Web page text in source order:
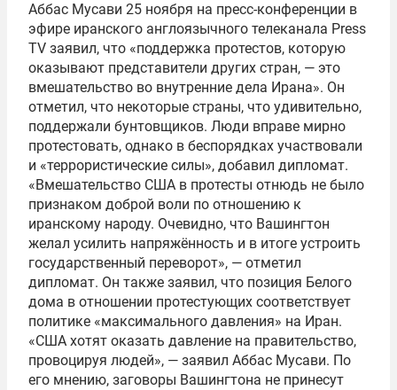
Аббас Мусави 25 ноября на пресс-конференции в
эфире иранского англоязычного телеканала Press
TV заявил, что «поддержка протестов, которую
оказывают представители других стран, — это
вмешательство во внутренние дела Ирана». Он
отметил, что некоторые страны, что удивительно,
поддержали бунтовщиков. Люди вправе мирно
протестовать, однако в беспорядках участвовали
и «террористические силы», добавил дипломат.
«Вмешательство США в протесты отнюдь не было
признаком доброй воли по отношению к
иранскому народу. Очевидно, что Вашингтон
желал усилить напряжённость и в итоге устроить
государственный переворот», — отметил
дипломат. Он также заявил, что позиция Белого
дома в отношении протестующих соответствует
политике «максимального давления» на Иран.
«США хотят оказать давление на правительство,
провоцируя людей», — заявил Аббас Мусави. По
его мнению, заговоры Вашингтона не принесут